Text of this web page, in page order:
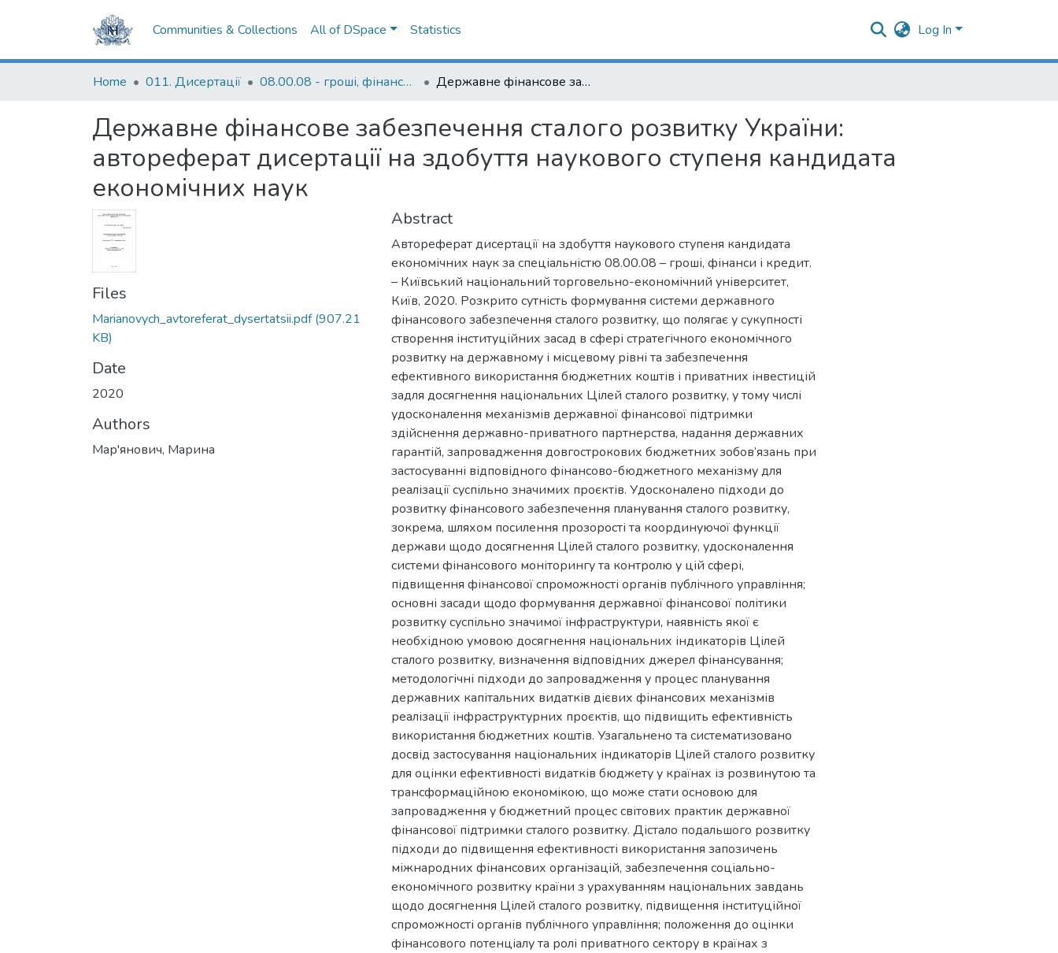
Communities & Collections All of DSpace Statistics Log In
Home 011. Дисертації 08.00.08 - гроші, фінанси і кредит Державне фінансове забезпечення сталого розвитку України: автореферат дисертації на здобуття наукового ступеня кандидата економічних наук
Державне фінансове забезпечення сталого розвитку України:
автореферат дисертації на здобуття наукового ступеня кандидата
економічних наук
Files
Marianovych_avtoreferat_dysertatsii.pdf(907.21
KB)
Date
2020
Authors
Мар'янович, Марина
Abstract
Автореферат дисертації на здобуття наукового ступеня кандидата
економічних наук за спеціальністю 08.00.08 – гроші, фінанси і кредит.
– Київський національний торговельно-економічний університет,
Київ, 2020. Розкрито сутність формування системи державного
фінансового забезпечення сталого розвитку, що полягає у сукупності
створення інституційних засад в сфері стратегічного економічного
розвитку на державному і місцевому рівні та забезпечення
ефективного використання бюджетних коштів і приватних інвестицій
задля досягнення національних Цілей сталого розвитку, у тому числі
удосконалення механізмів державної фінансової підтримки
здійснення державно-приватного партнерства, надання державних
гарантій, запровадження довгострокових бюджетних зобов’язань при
застосуванні відповідного фінансово-бюджетного механізму для
реалізації суспільно значимих проєктів. Удосконалено підходи до
розвитку фінансового забезпечення планування сталого розвитку,
зокрема, шляхом посилення прозорості та координуючої функції
держави щодо досягнення Цілей сталого розвитку, удосконалення
системи фінансового моніторингу та контролю у цій сфері,
підвищення фінансової спроможності органів публічного управління;
основні засади щодо формування державної фінансової політики
розвитку суспільно значимої інфраструктури, наявність якої є
необхідною умовою досягнення національних індикаторів Цілей
сталого розвитку, визначення відповідних джерел фінансування;
методологічні підходи до запровадження у процес планування
державних капітальних видатків дієвих фінансових механізмів
реалізації інфраструктурних проєктів, що підвищить ефективність
використання бюджетних коштів. Узагальнено та систематизовано
досвід застосування національних індикаторів Цілей сталого розвитку
для оцінки ефективності видатків бюджету у країнах із розвинутою та
трансформаційною економікою, що може стати основою для
запровадження у бюджетний процес світових практик державної
фінансової підтримки сталого розвитку. Дістало подальшого розвитку
підходи до підвищення ефективності використання запозичень
міжнародних фінансових організацій, забезпечення соціально-
економічного розвитку країни з урахуванням національних завдань
щодо досягнення Цілей сталого розвитку, підвищення інституційної
спроможності органів публічного управління; положення до оцінки
фінансового потенціалу та ролі приватного сектору в країнах з